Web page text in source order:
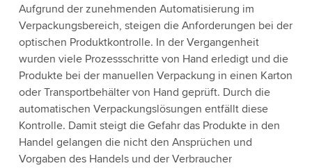
Aufgrund der zunehmenden Automatisierung im
Verpackungsbereich, steigen die Anforderungen bei der
optischen Produktkontrolle. In der Vergangenheit
wurden viele Prozessschritte von Hand erledigt und die
Produkte bei der manuellen Verpackung in einen Karton
oder Transportbehälter von Hand geprüft. Durch die
automatischen Verpackungslösungen entfällt diese
Kontrolle. Damit steigt die Gefahr das Produkte in den
Handel gelangen die nicht den Ansprüchen und
Vorgaben des Handels und der Verbraucher